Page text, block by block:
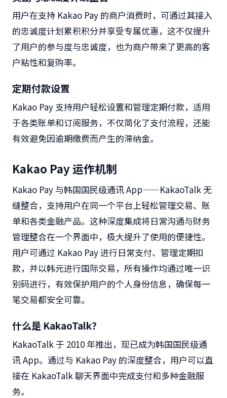
用户在支持 Kakao Pay 的商户消费时，可通过其接入
的忠诚度计划累积积分并享受专属优惠，这不仅提升
了用户的参与度与忠诚度，也为商户带来了更高的客
户粘性和复购率。
定期付款设置
Kakao Pay 支持用户轻松设置和管理定期付款，适用
于各类账单和订阅服务，不仅简化了支付流程，还能
有效避免因逾期缴费而产生的滞纳金。
Kakao Pay运作机制
Kakao Pay 与韩国国民级通讯App——KakaoTalk无
缝整合，支持用户在同一个平台上轻松管理交易、账
单和各类金融产品。这种深度集成将日常沟通与财务
管理整合在一个界面中，极大提升了使用的便捷性。
用户可通过 Kakao Pay进行日常支付、管理定期扣
款，并以韩元进行国际交易，所有操作均通过唯一识
别码进行，有效保护用户的个人身份信息，确保每一
笔交易都安全可靠。
什么是 KakaoTalk？
KakaoTalk 于 2010 年推出，现已成为韩国国民级通
讯App。通过与 Kakao Pay 的深度整合，用户可以直
接在 KakaoTalk 聊天界面中完成支付和多种金融服
务。